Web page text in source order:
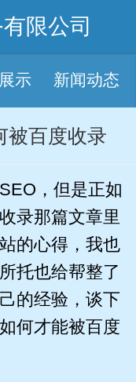
限公司
示 新闻动态
被百度收录
，但是正如
录那篇文章里
的心得，我也
托也给帮整了
的经验，谈下
何才能被百度